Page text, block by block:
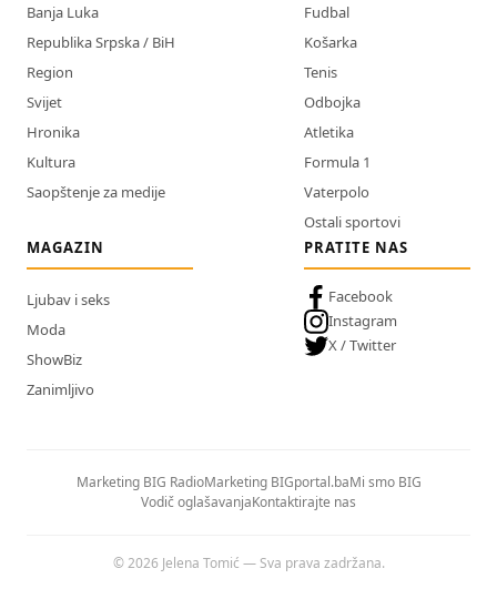
Banja Luka
Republika Srpska / BiH
Region
Svijet
Hronika
Kultura
Saopštenje za medije
Fudbal
Košarka
Tenis
Odbojka
Atletika
Formula 1
Vaterpolo
Ostali sportovi
MAGAZIN
Ljubav i seks
Moda
ShowBiz
Zanimljivo
PRATITE NAS
Facebook
Instagram
X / Twitter
Marketing BIG RadioMarketing BIGportal.baMi smo BIG
Vodič oglašavanjaKontaktirajte nas
© 2026 Jelena Tomić — Sva prava zadržana.